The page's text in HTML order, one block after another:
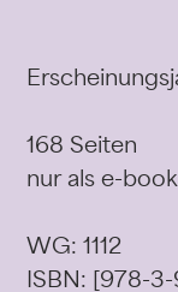
168 Seiten
nur als e-
WG: 1112
ISBN: [978-3-